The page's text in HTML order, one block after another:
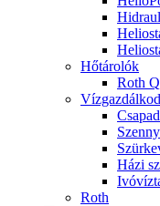
Hőtárolók
Roth
Házi
Roth